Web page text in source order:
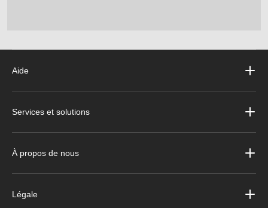
Aide
Services et solutions
À propos de nous
Légale